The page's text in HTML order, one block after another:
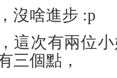
沒啥進步 :p
這次有兩位
三個點，